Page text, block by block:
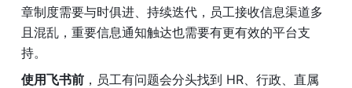
章制度需要与时俱进、持续迭代，员工接收信息渠道多
且混乱，重要信息通知触达也需要有更有效的平台支
持。
使用飞书前 ，员工有问题会分头找到 HR、行政、直属